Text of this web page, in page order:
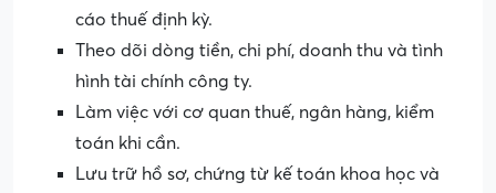
cáo thuế định kỳ.
Theo dõi dòng tiền, chi phí, doanh thu và tình
hình tài chính công ty.
Làm việc với cơ quan thuế, ngân hàng, kiểm
toán khi cần.
Lưu trữ hồ sơ, chứng từ kế toán khoa học và